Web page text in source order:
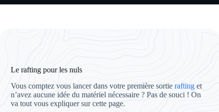
Le rafting pour les nuls
Vous comptez vous lancer dans votre première sortierafting et
n’avez aucune idée du matériel nécessaire ? Pas de souci ! On
va tout vous expliquer sur cette page.